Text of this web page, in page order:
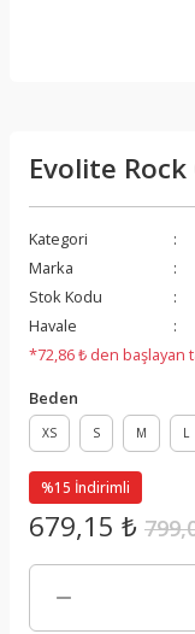
Evolite
Kategori
Marka
Stok Kodu
Havale
*72,86 ₺ den başlayan
Beden
XS S M L
%15 İndirimli
679,15 ₺